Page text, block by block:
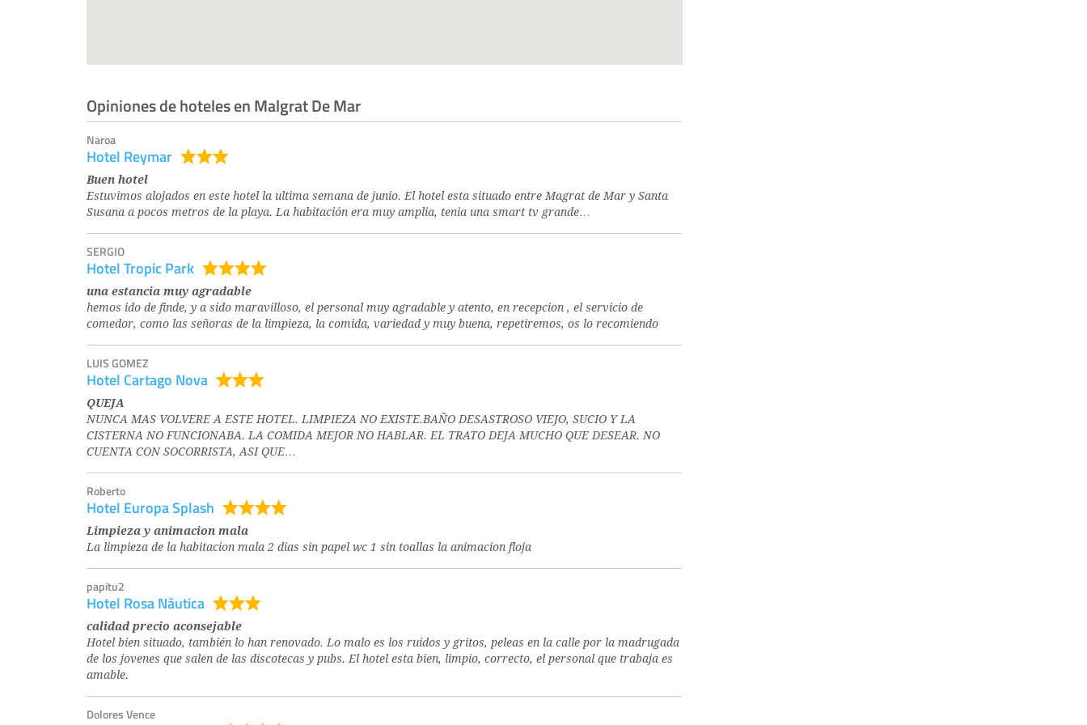
Opiniones de hoteles en Malgrat De Mar
Naroa
Hotel Reymar
Buen hotel
Estuvimos alojados en este hotel la ultima semana de junio. El hotel esta situado entre Magrat de Mar y Santa
Susana a pocos metros de la playa. La habitación era muy amplia, tenia una smart tv grande…
SERGIO
Hotel Tropic Park
una estancia muy agradable
hemos ido de finde, y a sido maravilloso, el personal muy agradable y atento, en recepcion , el servicio de
comedor, como las señoras de la limpieza, la comida, variedad y muy buena, repetiremos, os lo recomiendo
LUIS GOMEZ
Hotel Cartago Nova
QUEJA
NUNCA MAS VOLVERE A ESTE HOTEL. LIMPIEZA NO EXISTE.BAÑO DESASTROSO VIEJO, SUCIO Y LA
CISTERNA NO FUNCIONABA. LA COMIDA MEJOR NO HABLAR. EL TRATO DEJA MUCHO QUE DESEAR. NO
CUENTA CON SOCORRISTA, ASI QUE…
Roberto
Hotel Europa Splash
Limpieza y animacion mala
La limpieza de la habitacion mala 2 dias sin papel wc 1 sin toallas la animacion floja
papitu2
Hotel Rosa Nàutica
calidad precio aconsejable
Hotel bien situado, también lo han renovado. Lo malo es los ruidos y gritos, peleas en la calle por la madrugada
de los jovenes que salen de las discotecas y pubs. El hotel esta bien, limpio, correcto, el personal que trabaja es
amable.
Dolores Vence